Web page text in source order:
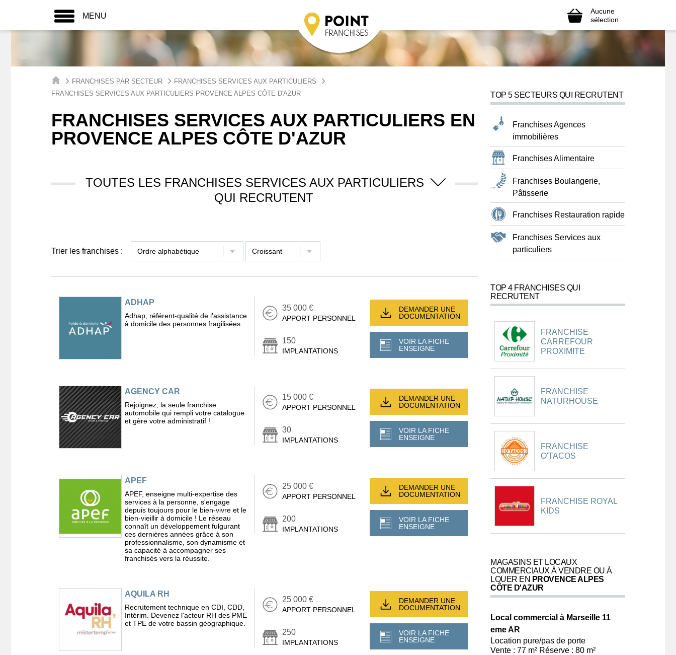
MENU
Aucune
sélection
FRANCHISES PAR SECTEUR
FRANCHISES SERVICES AUX PARTICULIERS
FRANCHISES SERVICES AUX PARTICULIERS PROVENCE ALPES CÔTE D'AZUR
FRANCHISES SERVICES AUX PARTICULIERS EN
PROVENCE ALPES CÔTE D'AZUR
TOUTES LES FRANCHISES SERVICES AUX PARTICULIERS
QUI RECRUTENT
Trier les franchises :
ADHAP
Adhap, référent-qualité de l'assistance
à domicile des personnes fragilisées.
35 000 €
APPORT PERSONNEL
150
IMPLANTATIONS
DEMANDER UNE
DOCUMENTATION
VOIR LA FICHE
ENSEIGNE
AGENCY CAR
Rejoignez, la seule franchise
automobile qui rempli votre catalogue
et gère votre administratif !
15 000 €
APPORT PERSONNEL
30
IMPLANTATIONS
DEMANDER UNE
DOCUMENTATION
VOIR LA FICHE
ENSEIGNE
APEF
APEF, enseigne multi-expertise des
services à la personne, s'engage
depuis toujours pour le bien-vivre et le
bien-vieillir à domicile ! Le réseau
connaît un développement fulgurant
ces dernières années grâce à son
professionnalisme, son dynamisme et
sa capacité à accompagner ses
franchisés vers la réussite.
25 000 €
APPORT PERSONNEL
200
IMPLANTATIONS
DEMANDER UNE
DOCUMENTATION
VOIR LA FICHE
ENSEIGNE
AQUILA RH
Recrutement technique en CDI, CDD,
Intérim. Devenez l'acteur RH des PME
et TPE de votre bassin géographique.
25 000 €
APPORT PERSONNEL
250
IMPLANTATIONS
DEMANDER UNE
DOCUMENTATION
VOIR LA FICHE
ENSEIGNE
TOP 5 SECTEURS QUI RECRUTENT
Franchises Agences
immobilières
Franchises Alimentaire
Franchises Boulangerie,
Pâtisserie
Franchises Restauration rapide
Franchises Services aux
particuliers
TOP 4 FRANCHISES QUI
RECRUTENT
FRANCHISE
CARREFOUR
PROXIMITE
FRANCHISE
NATURHOUSE
FRANCHISE
O'TACOS
FRANCHISE ROYAL
KIDS
MAGASINS ET LOCAUX
COMMERCIAUX À VENDRE OU À
LOUER EN PROVENCE ALPES
CÔTE D'AZUR
Local commercial à Marseille 11
eme AR
Location pure/pas de porte
Vente : 77 m² Réserve : 80 m²